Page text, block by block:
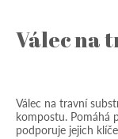
Válec na
Válec na travní
kompostu. Pomáhá
podporuje jejich